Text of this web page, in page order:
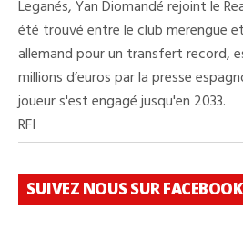
Leganés, Yan Diomandé rejoint le
été trouvé entre le club merengue
allemand pour un transfert record,
millions d’euros par la presse
joueur s'est engagé jusqu'en 2033.
RFI
SUIVEZ NOUS SUR FACEBOOK